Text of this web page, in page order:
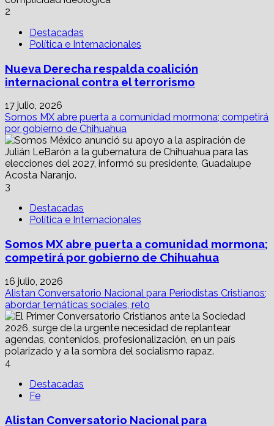
2
Destacadas
Política e Internacionales
Nueva Derecha respalda coalición
internacional contra el terrorismo
17 julio, 2026
Somos MX abre puerta a comunidad mormona; competirá
por gobierno de Chihuahua
3
Destacadas
Política e Internacionales
Somos MX abre puerta a comunidad mormona;
competirá por gobierno de Chihuahua
16 julio, 2026
Alistan Conversatorio Nacional para Periodistas Cristianos;
abordar temáticas sociales, reto
4
Destacadas
Fe
Alistan Conversatorio Nacional para